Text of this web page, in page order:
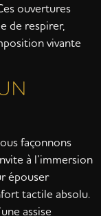
ouvertures
de respirer,
vivante
façonnons
à l’immersion
épouser
tactile absolu.
assise